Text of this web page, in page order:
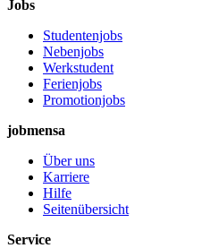
Jobs
Studentenjobs
Nebenjobs
Werkstudent
Ferienjobs
Promotionjobs
jobmensa
Über uns
Karriere
Hilfe
Seitenübersicht
Service